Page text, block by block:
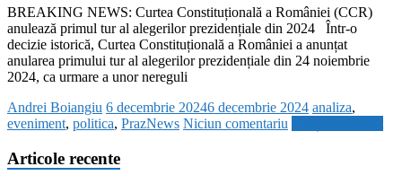
BREAKING NEWS: Curtea Constituțională a României (CCR)
anulează primul tur al alegerilor prezidențiale din 2024 Într-o
decizie istorică, Curtea Constituțională a României a anunțat
anularea primului tur al alegerilor prezidențiale din 24 noiembrie
2024, ca urmare a unor nereguli
Andrei Boiangiu 6 decembrie 20246 decembrie 2024 analiza,
eveniment, politica, PrazNews Niciun comentariu
Articole recente